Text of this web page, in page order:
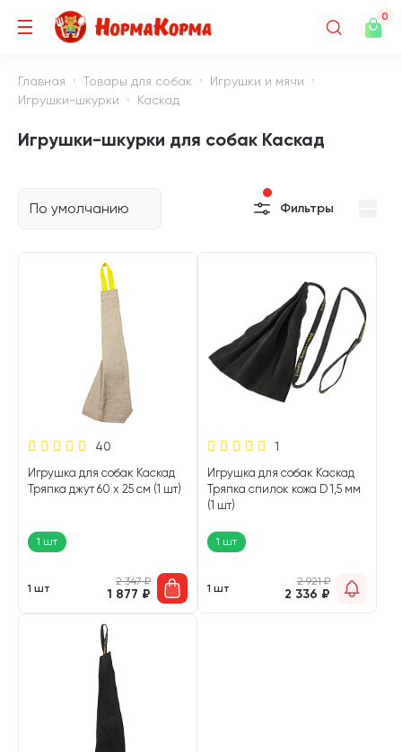
0
Главная Товары для собак
Игрушки и мячи
Игрушки-шкурки
Каскад
Игрушки-шкурки для собак Каскад
По умолчанию Фильтры
40
Игрушка для собак Каскад
Тряпка джут 60 х 25 см (1 шт)
1 шт
1 шт
2 347₽
1 877 ₽
1
Игрушка для собак Каскад
Тряпка спилок кожа D 1,5 мм
(1 шт)
1 шт
1 шт
2 921₽
2 336 ₽